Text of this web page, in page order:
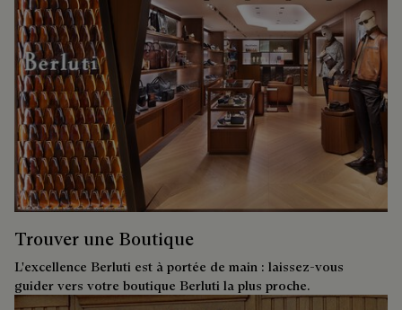
Trouver une Boutique
L'excellence Berluti est à portée de main : laissez-vous
guider vers votre boutique Berluti la plus proche.